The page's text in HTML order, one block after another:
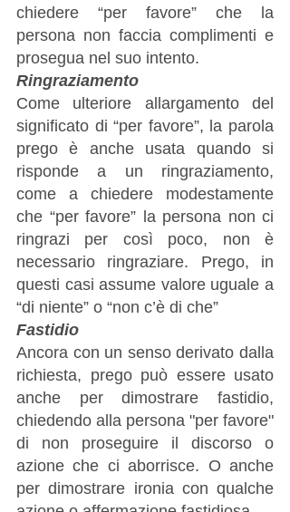
chiedere “per favore” che la
persona non faccia complimenti e
prosegua nel suo intento.
Ringraziamento
Come ulteriore allargamento del
significato di “per favore”, la parola
prego è anche usata quando si
risponde a un ringraziamento,
come a chiedere modestamente
che “per favore” la persona non ci
ringrazi per così poco, non è
necessario ringraziare. Prego, in
questi casi assume valore uguale a
“di niente” o “non c’è di che”
Fastidio
Ancora con un senso derivato dalla
richiesta, prego può essere usato
anche per dimostrare fastidio,
chiedendo alla persona "per favore"
di non proseguire il discorso o
azione che ci aborrisce. O anche
per dimostrare ironia con qualche